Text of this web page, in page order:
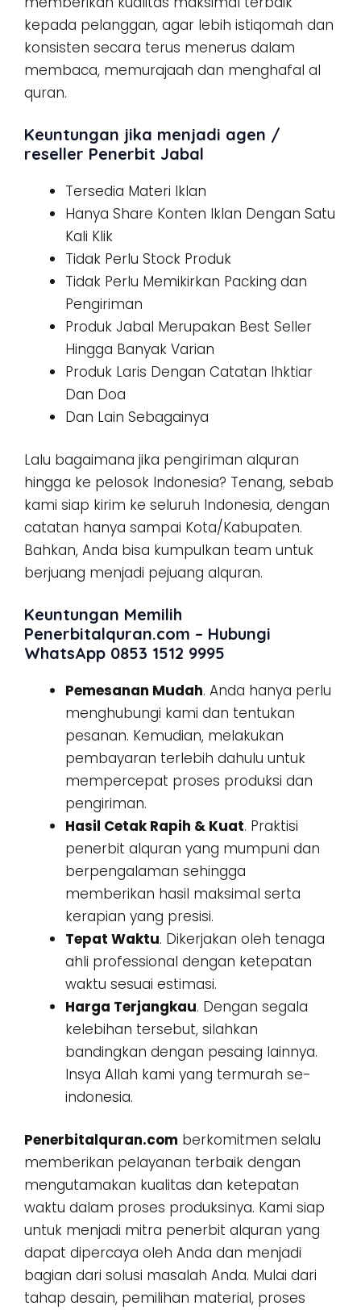
kepada pelanggan, agar lebih istiqomah dan
konsisten secara terus menerus dalam
membaca, memurajaah dan menghafal al
quran.
Keuntungan jika menjadi agen /
reseller Penerbit Jabal
Tersedia Materi Iklan
Hanya Share Konten Iklan Dengan Satu
Kali Klik
Tidak Perlu Stock Produk
Tidak Perlu Memikirkan Packing dan
Pengiriman
Produk Jabal Merupakan Best Seller
Hingga Banyak Varian
Produk Laris Dengan Catatan Ihktiar
Dan Doa
Dan Lain Sebagainya
Lalu bagaimana jika pengiriman alquran
hingga ke pelosok Indonesia? Tenang, sebab
kami siap kirim ke seluruh Indonesia, dengan
catatan hanya sampai Kota/Kabupaten.
Bahkan, Anda bisa kumpulkan team untuk
berjuang menjadi pejuang alquran.
Keuntungan Memilih
Penerbitalquran.com – Hubungi
WhatsApp 0853 1512 9995
Pemesanan Mudah. Anda hanya perlu
menghubungi kami dan tentukan
pesanan. Kemudian, melakukan
pembayaran terlebih dahulu untuk
mempercepat proses produksi dan
pengiriman.
Hasil Cetak Rapih & Kuat. Praktisi
penerbit alquran yang mumpuni dan
berpengalaman sehingga
memberikan hasil maksimal serta
kerapian yang presisi.
Tepat Waktu. Dikerjakan oleh tenaga
ahli professional dengan ketepatan
waktu sesuai estimasi.
Harga Terjangkau. Dengan segala
kelebihan tersebut, silahkan
bandingkan dengan pesaing lainnya.
Insya Allah kami yang termurah se-
indonesia.
Penerbitalquran.com berkomitmen selalu
memberikan pelayanan terbaik dengan
mengutamakan kualitas dan ketepatan
waktu dalam proses produksinya. Kami siap
untuk menjadi mitra penerbit alquran yang
dapat dipercaya oleh Anda dan menjadi
bagian dari solusi masalah Anda. Mulai dari
tahap desain, pemilihan material, proses